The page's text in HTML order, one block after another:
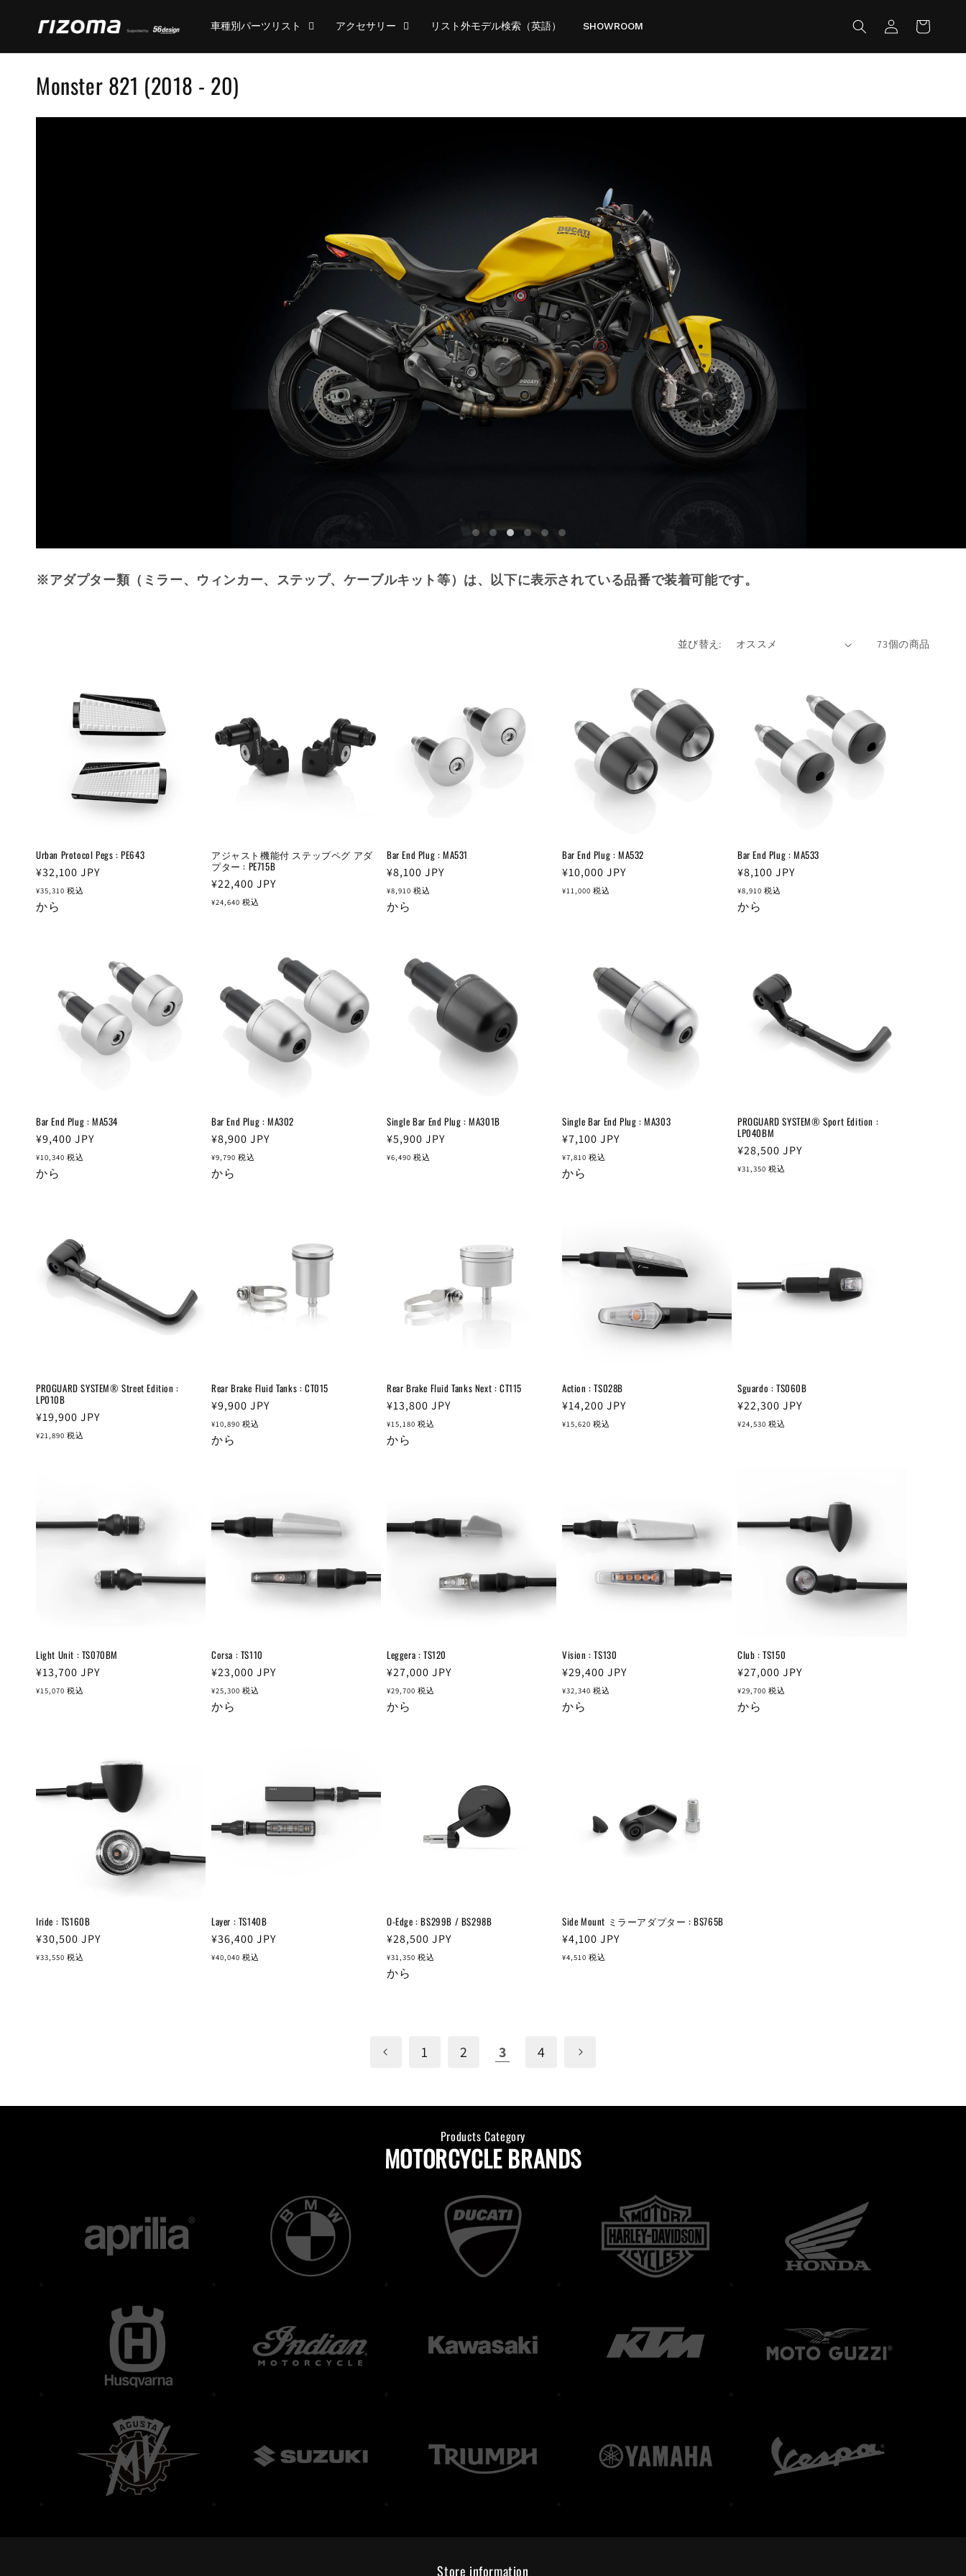
進む
車種別パーツリスト アクセサリー リスト外モデル検索（英語） SHOWROOM
グ
イ
ン
ー
コ
レ
Monster 821 (2018 - 20)
※アダプター類（ミラー、ウィンカー、ステップ、ケーブルキット等）は、以下に表示されている品番で装着可能です。
並び替え: 73個の商品
Urban Protocol Pegs : PE643
通
常
価
¥32,100 JPY
¥35,310 税込
から
アジャスト機能付 ステップペグ アダ
プター : PE715B
通
常
¥22,400 JPY
¥24,640 税込
Bar End Plug : MA531
通
常
価
¥8,100 JPY
¥8,910 税込
から
Bar End Plug : MA532
通
常
¥10,000 JPY
¥11,000 税込
Bar End Plug : MA533
通
常
価
¥8,100 JPY
¥8,910 税込
から
Bar End Plug : MA534
通
常
価
¥9,400 JPY
¥10,340 税込
から
Bar End Plug : MA302
通
常
価
¥8,900 JPY
¥9,790 税込
から
Single Bar End Plug : MA301B
通
常
¥5,900 JPY
¥6,490 税込
Single Bar End Plug : MA303
通
常
価
¥7,100 JPY
¥7,810 税込
から
PROGUARD SYSTEM® Sport Edition :
LP040BM
通
常
¥28,500 JPY
¥31,350 税込
PROGUARD SYSTEM® Street Edition :
LP010B
通
常
¥19,900 JPY
¥21,890 税込
Rear Brake Fluid Tanks : CT015
通
常
価
¥9,900 JPY
¥10,890 税込
から
Rear Brake Fluid Tanks Next : CT115
通
常
価
¥13,800 JPY
¥15,180 税込
から
Action : TS028B
通
常
¥14,200 JPY
¥15,620 税込
Sguardo : TS060B
通
常
¥22,300 JPY
¥24,530 税込
Light Unit : TS070BM
通
常
¥13,700 JPY
¥15,070 税込
Corsa : TS110
通
常
価
¥23,000 JPY
¥25,300 税込
から
Leggera : TS120
通
常
価
¥27,000 JPY
¥29,700 税込
から
Vision : TS130
通
常
価
¥29,400 JPY
¥32,340 税込
から
Club : TS150
通
常
価
¥27,000 JPY
¥29,700 税込
から
Iride : TS160B
通
常
¥30,500 JPY
¥33,550 税込
Layer : TS140B
通
常
¥36,400 JPY
¥40,040 税込
O-Edge : BS299B / BS298B
通
常
価
¥28,500 JPY
¥31,350 税込
から
Side Mount ミラーアダプター : BS765B
通
常
¥4,100 JPY
¥4,510 税込
1 2 3 4
Products Category
MOTORCYCLE BRANDS
Store information